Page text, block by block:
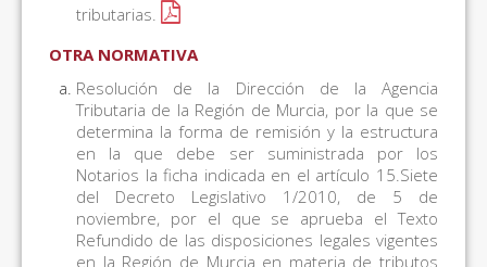
tributarias.
OTRA NORMATIVA
Resolución de la Dirección de la Agencia
Tributaria de la Región de Murcia, por la que se
determina la forma de remisión y la estructura
en la que debe ser suministrada por los
Notarios la ficha indicada en el artículo 15.Siete
del Decreto Legislativo 1/2010, de 5 de
noviembre, por el que se aprueba el Texto
Refundido de las disposiciones legales vigentes
en la Región de Murcia en materia de tributos